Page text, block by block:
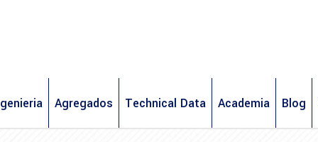
Agregados Technical Data Academia Blog